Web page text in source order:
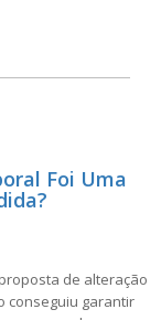
Foi Uma
de alteração
conseguiu garantir